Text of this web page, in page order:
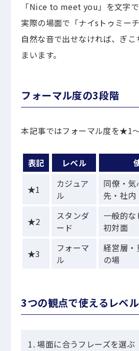
「Nice to meet you」を文字で
実際の場面で「ナイsトゥミー
自然な音で出せなければ、ぎこ
まいます。
フォーマル度の3段階
本記事ではフォーマル度を★1〜
表記 レベル
★1
カジュア
ル
同僚・気
先・社内
★2
スタンダ
ード
一般的な
初対面
★3
フォーマ
ル
経営層・
の場
3つの観点で使えるレベ
場面に合うフレーズを選ぶ